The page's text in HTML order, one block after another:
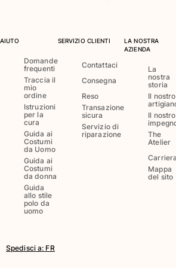
Costumi Interi
Rashguard
Bikini
Neonato
Slip Mare
Vedi tutti i Costumi da bagno
Abbigliamento
Abiti e Gonne
Tute
AIUTO
Domande
frequenti
Traccia il
mio
ordine
Istruzioni
per la
cura
Guida ai
Costumi
da Uomo
Guida ai
Costumi
da donna
Guida
allo stile
polo da
uomo
SERVIZIO CLIENTI
Contattaci
Consegna
Reso
Transazione
sicura
Servizio di
riparazione
LA NOSTRA
AZIENDA
La
nostra
storia
Il nostro
Il nostro
The
Atelier
Carriera
Mappa
del sito
Spedisci a: FR